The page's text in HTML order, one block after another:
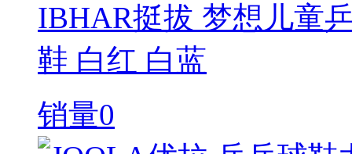
IBHAR挺拔 梦想儿童
鞋 白红 白蓝
销量0